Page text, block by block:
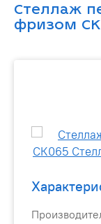
Стеллаж
фризом